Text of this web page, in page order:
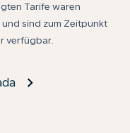
Tarife waren
sind zum Zeitpunkt
verfügbar.